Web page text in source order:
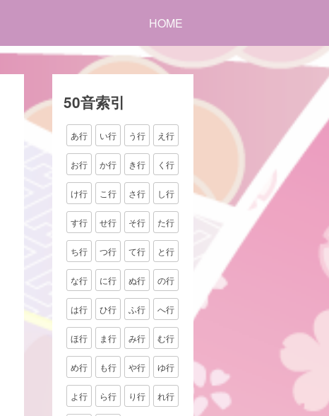
HOME
50音索引
あ行 い行 う行 え行
お行 か行 き行 く行
け行 こ行 さ行 し行
す行 せ行 そ行 た行
ち行 つ行 て行 と行
な行 に行 ぬ行 の行
は行 ひ行 ふ行 へ行
ほ行 ま行 み行 む行
め行 も行 や行 ゆ行
よ行 ら行 り行 れ行